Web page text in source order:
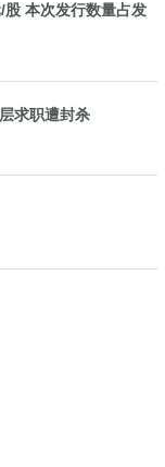
本次发行数量占发
求职遭封杀